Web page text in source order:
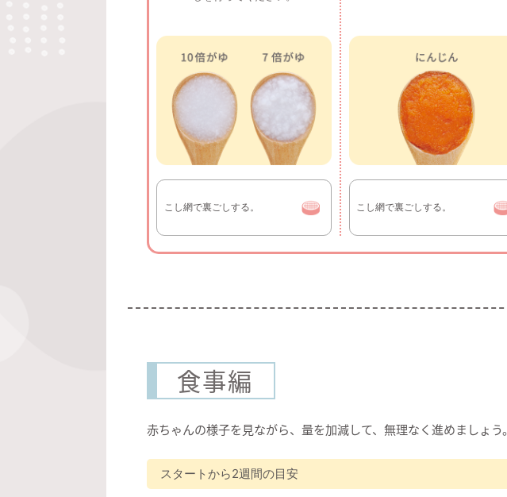
こし網で裏ごしする。 こし網で裏ごしする。
食事編
赤ちゃんの様子を見ながら、量を加減して、無理なく進めましょう。
スタートから2週間の目安